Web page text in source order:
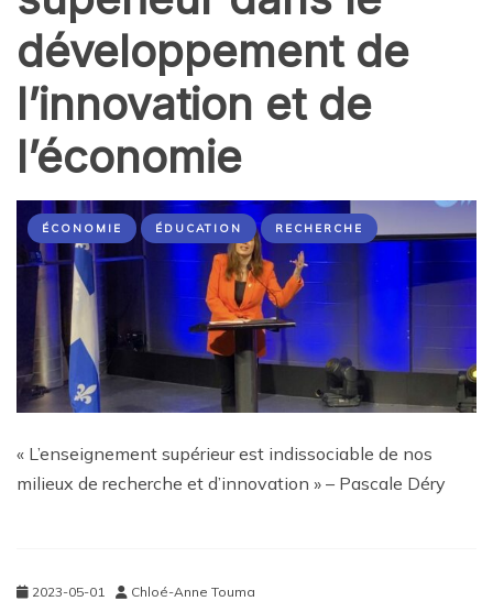
développement de
l’innovation et de
l’économie
ÉCONOMIE ÉDUCATION RECHERCHE
« L’enseignement supérieur est indissociable de nos
milieux de recherche et d’innovation » – Pascale Déry
2023-05-01 Chloé-Anne Touma